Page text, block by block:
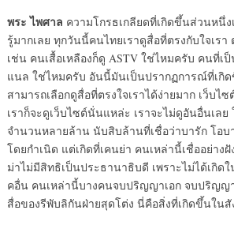
พระ ไพศาล ความโกรธเกลียดที่เกิดขึ้นส่วนหนึ่ง
รู้มากเลย ทุกวันนี้คนไทยเราดูสื่อที่ตรงกับใจเรา
เช่น คนเสื้อเหลืองก็ดู ASTV ใช่ไหมครับ คนที่เ
แนล ใช่ไหมครับ อันนี้มันเป็นปรากฏการณ์ที่เกิ
สามารถเลือกดูสื่อที่ตรงใจเราได้ง่ายมาก เว็บไ
เราก็จะดูเว็บไซต์นั่นแหล่ะ เราจะไม่ดูอันอื่นเลย
จำนวนหลายล้าน นับสิบล้านที่เชื่อว่าบารัก โอบ
โดยกำเนิด แต่เกิดที่เคนย่า คนเหล่านี้เชื่ออย่างฝั
ม่าไม่มีสิทธิเป็นประธานาธิบดี เพราะไม่ได้เกิดใ
คอื่น คนเหล่านี้บางคนจบปริญญาเอก จบปริญญ
สื่อของรีพับลิกันฝ่ายสุดโต่ง นี่คือสิ่งที่เกิดขึ้นใน